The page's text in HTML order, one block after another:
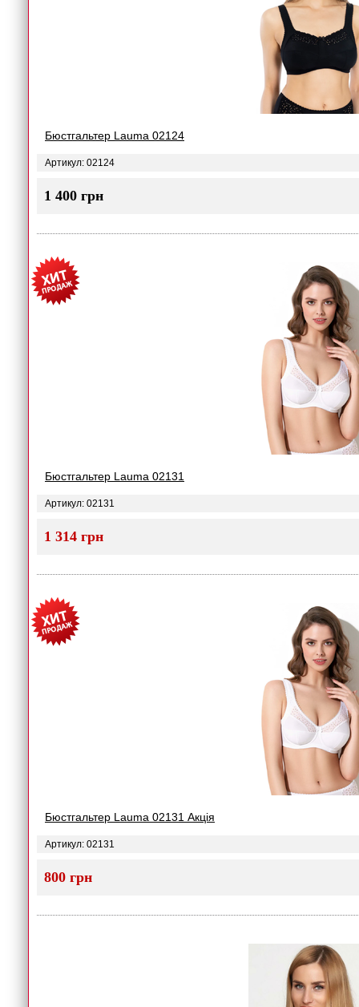
Бюстгальтер Lauma 02124
Артикул: 02124
1 400 грн
Бюстгальтер Lauma 02131
Артикул: 02131
1 314 грн
Бюстгальтер Lauma 02131 Акція
Артикул: 02131
800 грн